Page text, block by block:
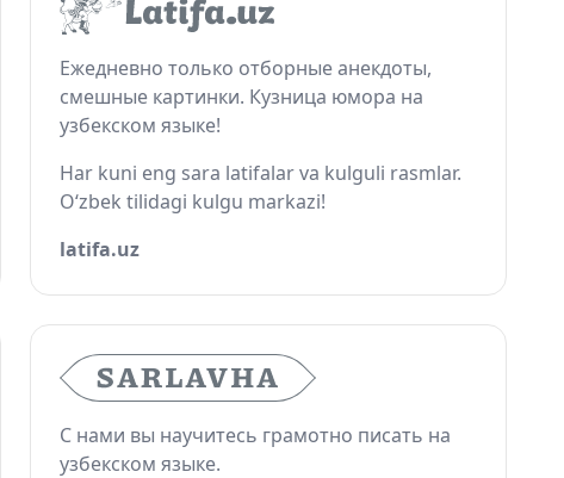
Ежедневно только отборные анекдоты,
смешные картинки. Кузница юмора на
узбекском языке!
Har kuni eng sara latifalar va kulguli rasmlar.
O‘zbek tilidagi kulgu markazi!
latifa.uz
С нами вы научитесь грамотно писать на
узбекском языке.